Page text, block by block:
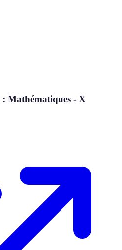
: Mathématiques - X